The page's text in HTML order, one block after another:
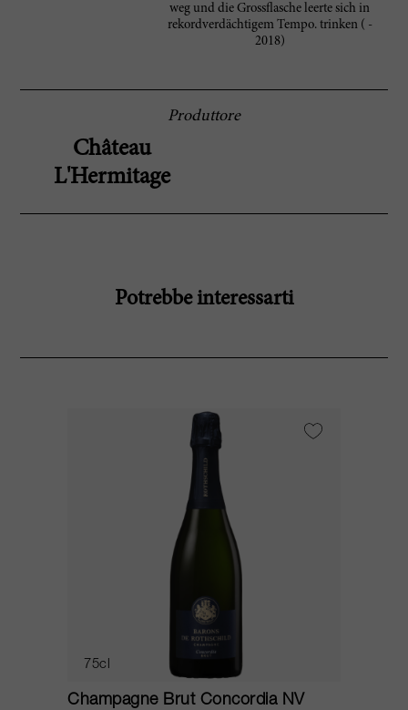
weg und die Grossflasche leerte sich in
rekordverdächtigem Tempo. trinken ( -
2018)
Produttore
Château
L'Hermitage
Potrebbe interessarti
75cl
Champagne Brut Concordia NV